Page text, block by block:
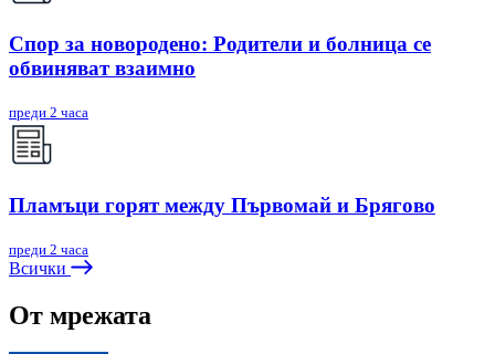
Спор за новородено: Родители и болница се
обвиняват взаимно
преди 2 часа
Пламъци горят между Първомай и Брягово
преди 2 часа
Всички
От мрежата